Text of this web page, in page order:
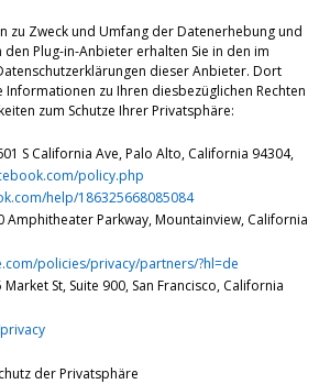
zu Zweck und Umfang der Datenerhebung und
Plug-in-Anbieter erhalten Sie in den im
dieser Anbieter. Dort
Informationen zu Ihren diesbezüglichen Rechten
zum Schutze Ihrer Privatsphäre:
S California Ave, Palo Alto, California 94304,
policy.php
help/186325668085084
Amphitheater Parkway, Mountainview, California
policies/privacy/partners/?hl=de
Market St, Suite 900, San Francisco, California
der Privatsphäre